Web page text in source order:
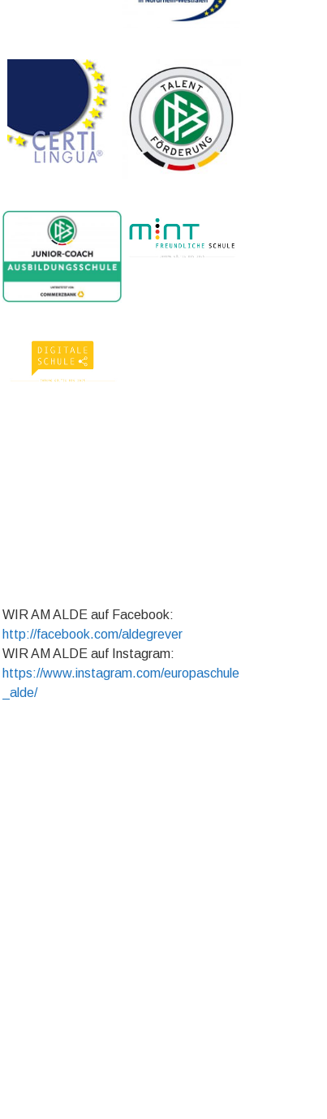
WIR AM ALDE auf Facebook:
http://facebook.com/aldegrever
WIR AM ALDE auf Instagram:
https://www.instagram.com/europaschule
_alde/